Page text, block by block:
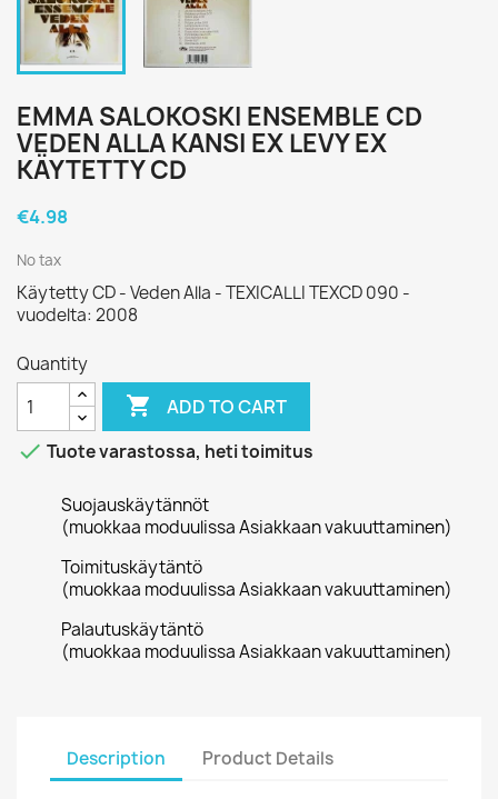
EMMA SALOKOSKI ENSEMBLE CD
VEDEN ALLA KANSI EX LEVY EX
KÄYTETTY CD
€4.98
No tax
Käytetty CD - Veden Alla - TEXICALLI TEXCD 090 -
vuodelta: 2008
Quantity
 ADD TO CART
 Tuote varastossa, heti toimitus
Suojauskäytännöt
(muokkaa moduulissa Asiakkaan vakuuttaminen)
Toimituskäytäntö
(muokkaa moduulissa Asiakkaan vakuuttaminen)
Palautuskäytäntö
(muokkaa moduulissa Asiakkaan vakuuttaminen)
Description Product Details